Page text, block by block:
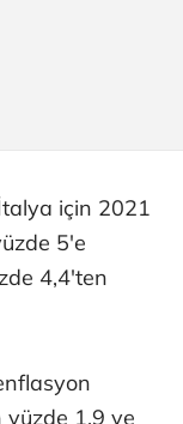
için 2021
5'e
4,4'ten
1,9 ve